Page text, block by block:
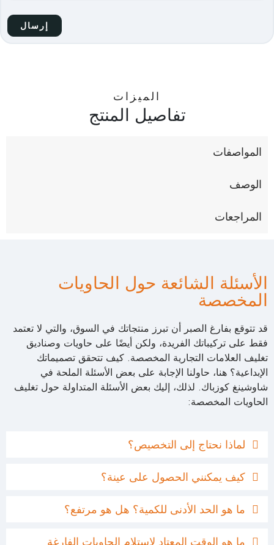
الميزات
تفاصيل المنتج
المواصفات
الوصف
المراجعات
الأسئلة الشائعة حول الحاويات
المخصصة
قد تتوقع بفارغ الصبر أن تبرز منتجاتك في السوق، والتي لا تعتمد
فقط على تركيباتك الفريدة، ولكن أيضًا على حاويات وصناديق
تغليف العلامات التجارية المخصصة. كيف تتحقق تصميماتك
الإبداعية؟ هنا، حاولنا الإجابة على بعض الأسئلة الملحة في
شاوشينغ كوزباك. لذلك، إليك بعض الأسئلة المتداولة حول تغليف
الحاويات المخصصة:
لماذا نحتاج إلى التخصيص؟
كيف يمكنني الحصول على عينة؟
ما هو الحد الأدنى للكمية؟ هل هو مرتفع؟
ما هو الوقت المعتاد لاستلام الحاويات الفارغة